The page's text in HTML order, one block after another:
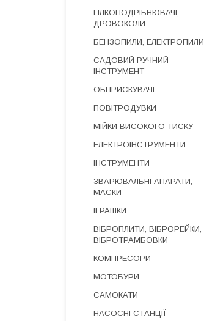
ГІЛКОПОДРІБНЮВАЧІ,
ДРОВОКОЛИ
БЕНЗОПИЛИ, ЕЛЕКТРОПИЛИ
САДОВИЙ РУЧНИЙ
ІНСТРУМЕНТ
ОБПРИСКУВАЧІ
ПОВІТРОДУВКИ
МІЙКИ ВИСОКОГО ТИСКУ
ЕЛЕКТРОІНСТРУМЕНТИ
ІНСТРУМЕНТИ
ЗВАРЮВАЛЬНІ АПАРАТИ,
МАСКИ
ІГРАШКИ
ВІБРОПЛИТИ, ВІБРОРЕЙКИ,
ВІБРОТРАМБОВКИ
КОМПРЕСОРИ
МОТОБУРИ
САМОКАТИ
НАСОСНІ СТАНЦІЇ